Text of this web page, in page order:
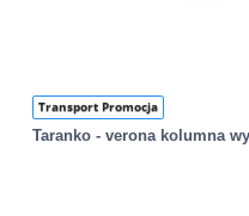
Transport Promocja
Taranko - verona kolumna